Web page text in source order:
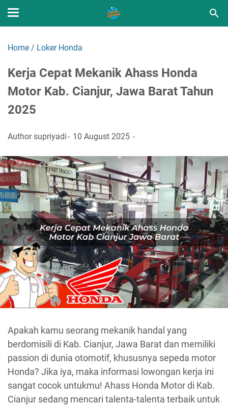
Home / Loker Honda
Kerja Cepat Mekanik Ahass Honda
Motor Kab. Cianjur, Jawa Barat Tahun
2025
Authorsupriyadi 10 August 2025
Apakah kamu seorang mekanik handal yang
berdomisili di Kab. Cianjur, Jawa Barat dan memiliki
passion di dunia otomotif, khususnya sepeda motor
Honda? Jika iya, maka informasi lowongan kerja ini
sangat cocok untukmu! Ahass Honda Motor di Kab.
Cianjur sedang mencari talenta-talenta terbaik untuk